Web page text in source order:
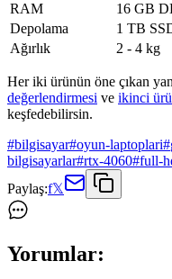
RAM
16 GB
Depolama
1 TB
Ağırlık
2 - 4 kg
Her iki ürünün öne çıkan
değerlendirmesi ve ikinci
keşfedebilirsin.
#bilgisayar#oyun-laptoplari#
bilgisayarlar#rtx-4060#full-
Paylaş:f𝕏
Yorumlar: